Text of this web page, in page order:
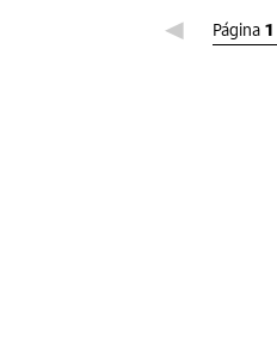
Página 1
Página 1